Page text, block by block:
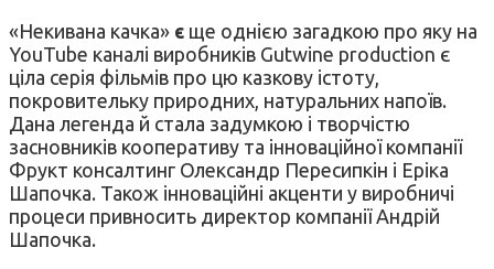
«Некивана качка» є ще однією загадкою про яку на
YouTube каналі виробників Gutwine production є
ціла серія фільмів про цю казкову істоту,
покровительку природних, натуральних напоїв.
Дана легенда й стала задумкою і творчістю
засновників кооперативу та інноваційної компанії
Фрукт консалтинг Олександр Пересипкін і Еріка
Шапочка. Також інноваційні акценти у виробничі
процеси привносить директор компанії Андрій
Шапочка.